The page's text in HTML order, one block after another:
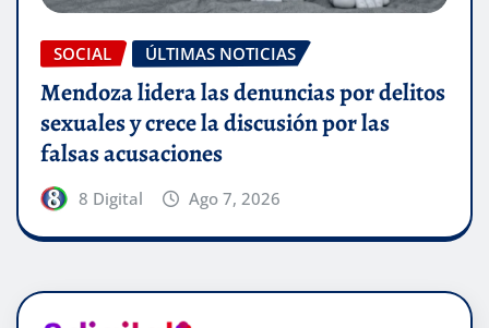
SOCIAL ÚLTIMAS NOTICIAS
Mendoza lidera las denuncias por delitos
sexuales y crece la discusión por las
falsas acusaciones
8 Digital Ago 7, 2026